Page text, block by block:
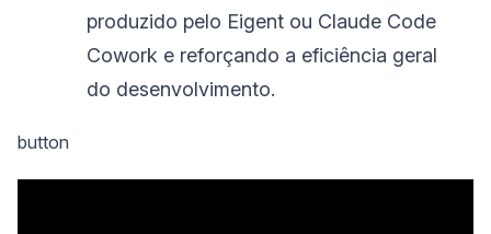
produzido pelo Eigent ou Claude Code
Cowork e reforçando a eficiência geral
do desenvolvimento.
button